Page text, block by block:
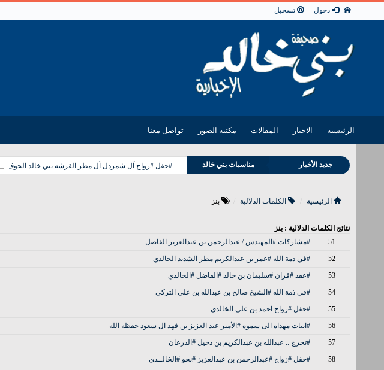
دخول تسجيل
الرئيسية الاخبار المقالات مكتبة الصور تواصل معنا
جديد الأخبار
وفيات بني خالد
مناسبات بني خالد #حفل #زواج آل شمردل آل مطر القرشه بني خالد الجوف
الرئيسية الكلمات الدلالية بنز
نتائج الكلمات الدلالية : بنز
51
#مشاركات #المهندس / عبدالرحمن بن عبدالعزيز الفاضل
52
#في ذمة الله #عمر بن عبدالكريم مطر الشديد الخالدي
53
#عقد #قران #سليمان بن خالد #الفاضل #الخالدي
54
#في ذمة الله #الشيخ صالح بن عبدالله بن علي التركي
55
#حفل #زواج احمد بن علي الخالدي
56
#ابيات مهداه الى سموه #الأمير عبد العزيز بن فهد ال سعود حفظه الله
57
#تخرج .. عبدالله بن عبدالكريم بن دخيل #الدرعان
58
#حفل #زواج #عبدالرحمن بن عبدالعزيز #نحو #الخالــدي